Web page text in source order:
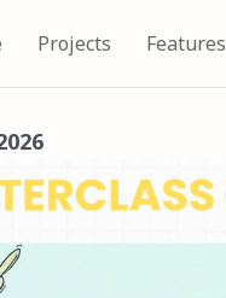
Projects Features